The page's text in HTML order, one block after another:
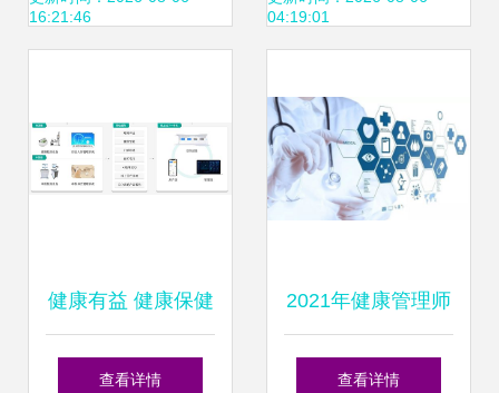
16:21:46
家
04:19:01
健康有益 健康保健
小屋与全面健康管
查看详情
2021年健康管理师
最新政策及政策解
查看详情